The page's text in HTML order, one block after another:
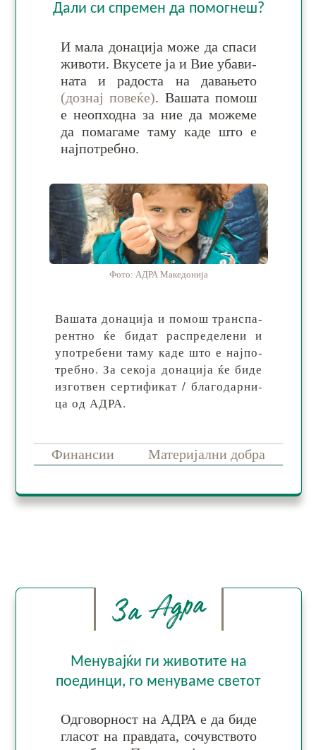
Дали си спремен да помогнеш?
И ма­ла до­на­ци­ја мо­же да спа­си
жи­во­ти. Вку­се­те ја и Вие уба­ви­
на­та и ра­дос­та на да­ва­ње­то
(дознај повеќе). Ва­ша­та по­мош
е не­оп­ход­на за ние да мо­же­ме
да по­ма­га­ме та­му ка­де што е
нај­по­тре­бно.
Фото: АДРА Македонија
Вашата донација и по­мош тран­спа­
рен­тно ќе би­дат рас­пре­де­ле­ни и
упо­тре­бе­ни та­му ка­де што е нај­по­
тре­бно. За се­ко­ја до­на­ци­ја ќе би­де
из­го­твен сер­ти­фи­кат / бла­го­дар­ни­
ца од АДРА.
Финансии Материјални добра
За Адра
Менувајќи ги животите на
поединци, го менуваме светот
Одговорност на АДРА е да би­де
гла­сот на прав­да­та, со­чув­ство­то